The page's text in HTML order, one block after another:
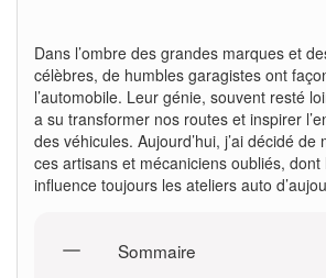
Dans l’ombre des grandes marques et
célèbres, de humbles garagistes ont
l’automobile. Leur génie, souvent resté
a su transformer nos routes et inspirer
des véhicules. Aujourd’hui, j’ai décidé
ces artisans et mécaniciens oubliés, dont
influence toujours les ateliers auto
Sommaire